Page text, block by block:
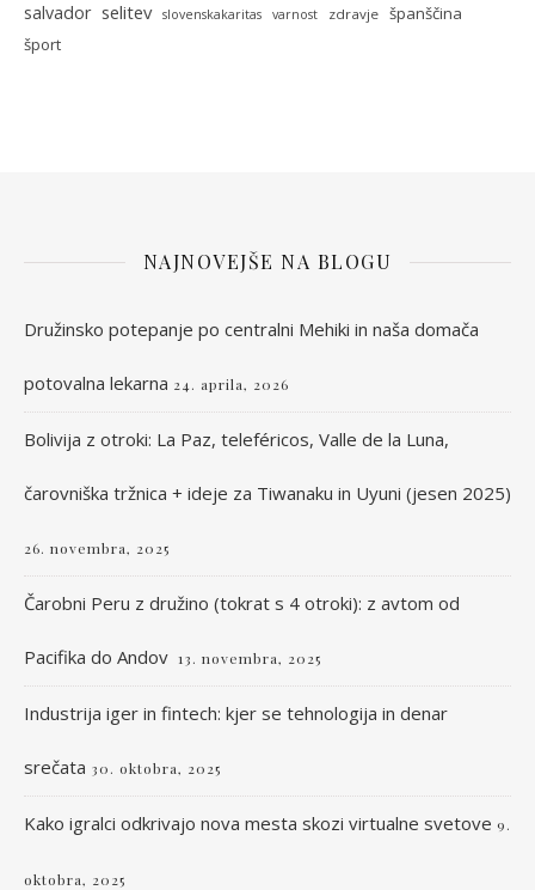
salvador selitev slovenskakaritas varnost zdravje španščina
šport
NAJNOVEJŠE NA BLOGU
Družinsko potepanje po centralni Mehiki in naša domača
potovalna lekarna 24. aprila, 2026
Bolivija z otroki: La Paz, teleféricos, Valle de la Luna,
čarovniška tržnica + ideje za Tiwanaku in Uyuni (jesen 2025)
26. novembra, 2025
Čarobni Peru z družino (tokrat s 4 otroki): z avtom od
Pacifika do Andov 13. novembra, 2025
Industrija iger in fintech: kjer se tehnologija in denar
srečata 30. oktobra, 2025
Kako igralci odkrivajo nova mesta skozi virtualne svetove 9.
oktobra, 2025